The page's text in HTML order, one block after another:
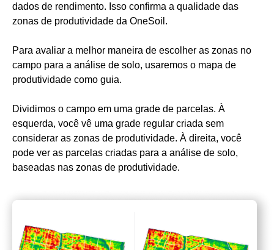
dados de rendimento. Isso confirma a qualidade das
zonas de produtividade da OneSoil.
Para avaliar a melhor maneira de escolher as zonas no
campo para a análise de solo, usaremos o mapa de
produtividade como guia.
Dividimos o campo em uma grade de parcelas. À
esquerda, você vê uma grade regular criada sem
considerar as zonas de produtividade. À direita, você
pode ver as parcelas criadas para a análise de solo,
baseadas nas zonas de produtividade.